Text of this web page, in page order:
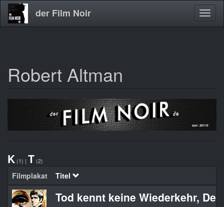
Direkt
zum
der Film Noir
Robert Altman
K (1) | T (2)
Filmplakat Titel
Tod kennt keine Wiederkehr, Der